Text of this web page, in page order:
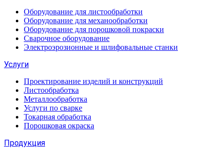
Оборудование для листообработки
Оборудование для механообработки
Оборудование для порошковой покраски
Сварочное оборудование
Электроэрозионные и шлифовальные станки
Услуги
Проектирование изделий и конструкций
Листообработка
Металлообработка
Услуги по сварке
Токарная обработка
Порошковая окраска
Продукция